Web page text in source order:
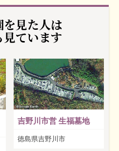
を見た人は
見ています
吉野川市営 生福墓地
徳島県吉野川市